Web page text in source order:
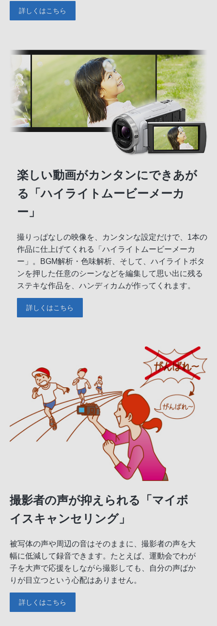
詳しくはこちら
楽しい動画がカンタンにできあが
る「ハイライトムービーメーカ
ー」
撮りっぱなしの映像を、カンタンな設定だけで、1本の
作品に仕上げてくれる「ハイライトムービーメーカ
ー」。BGM解析・色味解析、そして、ハイライトボタ
ンを押した任意のシーンなどを編集して思い出に残る
ステキな作品を、ハンディカムが作ってくれます。
詳しくはこちら
撮影者の声が抑えられる「マイボ
イスキャンセリング」
被写体の声や周辺の音はそのままに、撮影者の声を大
幅に低減して録音できます。たとえば、運動会でわが
子を大声で応援をしながら撮影しても、自分の声ばか
りが目立つという心配はありません。
詳しくはこちら